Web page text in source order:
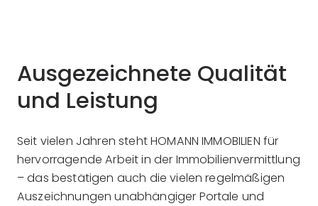
Ausgezeichnete Qualität
und Leistung
Seit vielen Jahren steht HOMANN IMMOBILIEN für
hervorragende Arbeit in der Immobilienvermittlung
– das bestätigen auch die vielen regelmäßigen
Auszeichnungen unabhängiger Portale und